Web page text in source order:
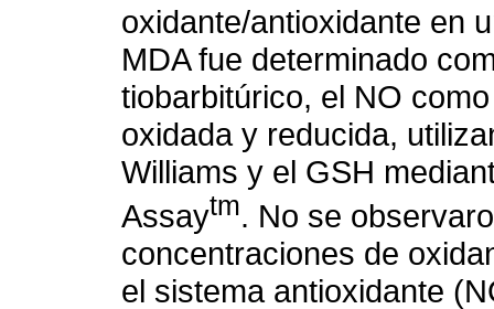
oxidante/antioxidante en
MDA fue determinado
tiobarbitúrico, el NO
oxidada y reducida,
Williams y el GSH
Assaytm. No se
concentraciones de
el sistema antioxidante